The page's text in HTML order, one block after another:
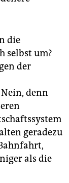
die
selbst um?
der
denn
geradezu
als die